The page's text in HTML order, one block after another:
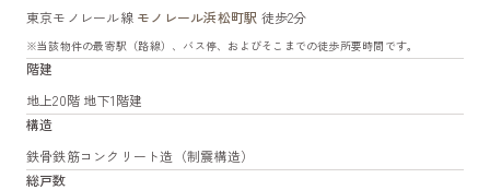
東京モノレール線 モノレール浜松町駅 徒歩2分
※当該物件の最寄駅（路線）、バス停、およびそこまでの徒歩所要時間です。
階建
地上20階 地下1階建
構造
鉄骨鉄筋コンクリート造（制震構造）
総戸数